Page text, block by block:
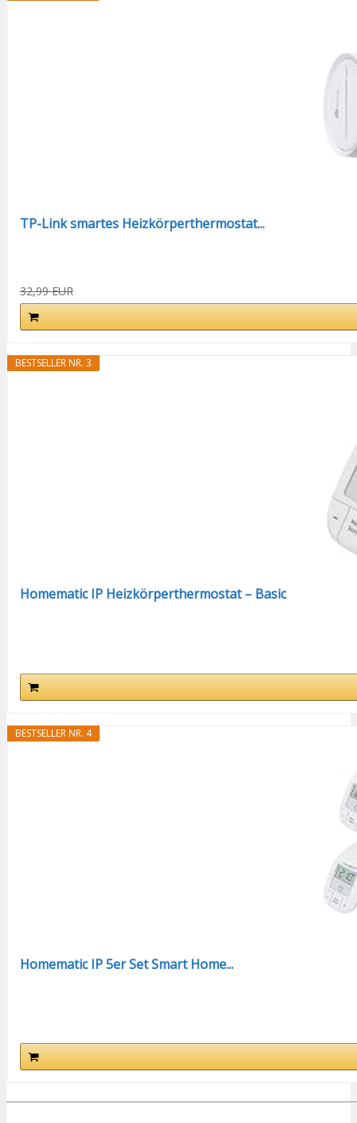
TP-Link smartes Heizkörperthermostat...
32,99 EUR
BESTSELLER NR. 3
Homematic IP Heizkörperthermostat – Basic
BESTSELLER NR. 4
Homematic IP 5er Set Smart Home...